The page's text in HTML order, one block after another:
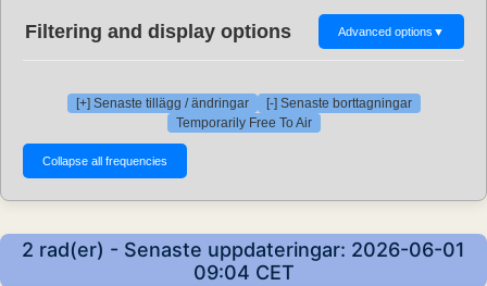
Filtering and display options Advanced options ▼
[+] Senaste tillägg / ändringar
[-] Senaste borttagningar
Temporarily Free To Air
2 rad(er) - Senaste uppdateringar: 2026-06-01
09:04 CET